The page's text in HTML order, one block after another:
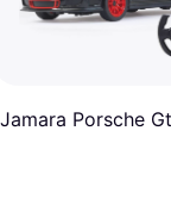
Jamara Porsche